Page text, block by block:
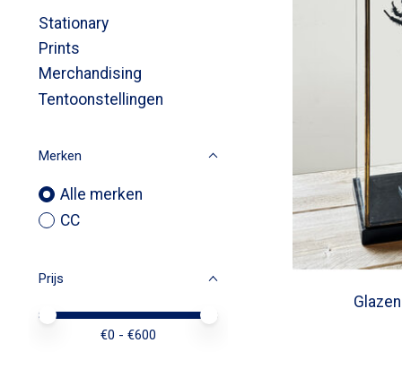
Stationary
Prints
Merchandising
Tentoonstellingen
Merken
Alle merken
CC
Prijs
Minimale prijswaarde
Price maximum value
€0 - €600